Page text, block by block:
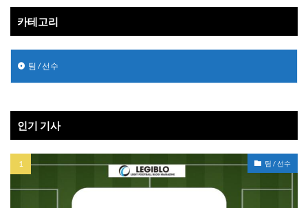
카테고리
팀 / 선수
인기 기사
팀 / 선수